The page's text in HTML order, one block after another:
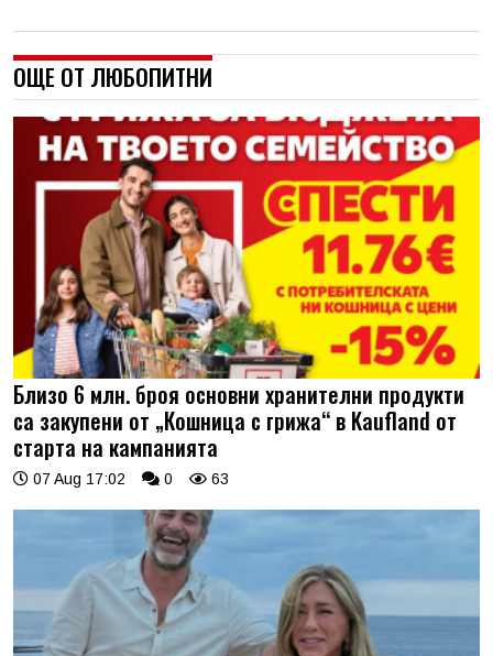
ОЩЕ ОТ ЛЮБОПИТНИ
Близо 6 млн. броя основни хранителни продукти
са закупени от „Кошница с грижа“ в Kaufland от
старта на кампанията
07 Aug 17:02 0 63